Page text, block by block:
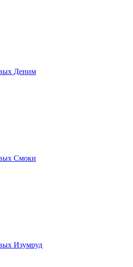
Деним
Смоки
Изумруд